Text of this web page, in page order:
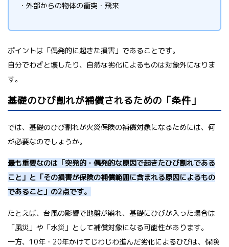
・外部からの物体の衝突・飛来
ポイントは「偶発的に起きた損害」であることです。
自分でわざと壊したり、自然な劣化によるものは対象外になりま
す。
基礎のひび割れが補償されるための「条件」
では、基礎のひび割れが火災保険の補償対象になるためには、何
が必要なのでしょうか。
最も重要なのは「突発的・偶発的な原因で起きたひび割れである
こと」と「その損害が保険の補償範囲に含まれる原因によるもの
であること」の2点です。
たとえば、台風の影響で地盤が崩れ、基礎にひびが入った場合は
「風災」や「水災」として補償対象になる可能性があります。
一方、10年・20年かけてじわじわ進んだ劣化によるひびは、保険